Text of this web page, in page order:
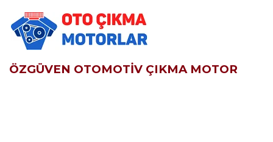
ÖZGÜVEN OTOMOTİV ÇIKMA MOTOR